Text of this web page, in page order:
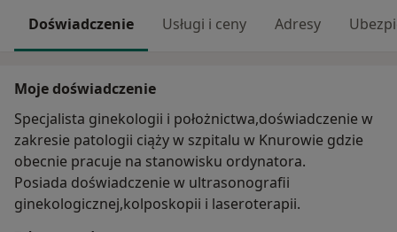
Doświadczenie Usługi i ceny Adresy
Moje doświadczenie
Specjalista ginekologii i położnictwa,doświadczenie w
zakresie patologii ciąży w szpitalu w Knurowie gdzie
obecnie pracuje na stanowisku ordynatora.
Posiada doświadczenie w ultrasonografii
ginekologicznej,kolposkopii i laseroterapii.